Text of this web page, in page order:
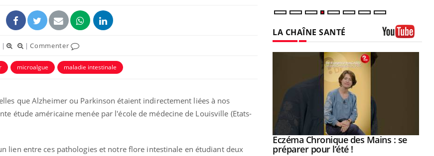
| |Commenter
microalgue maladie intestinale
que Alzheimer ou Parkinson étaient indirectement liées à nos
étude américaine menée par l'école de médecine de Louisville (Etats-
lien entre ces pathologies et notre flore intestinale en étudiant deux
LA CHAÎNE SANTÉ
en fer : comprendre pour
irritabilité, brouillard mental ou
Les symptômes de la
en fer sont multiples ce qui la rend
osait en parler??Youtube
Youtube
Eczéma Chronique des Mains : se
préparer pour l’été !Youtube